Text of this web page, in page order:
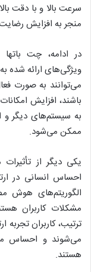
سرعت بالا و با دقت
منجر به افزایش
در ادامه، چت
ویژگی‌های ارائه شده
می‌توانند به صورت
به سیستم‌های دیگر و
ممکن می‌شود.
یکی دیگر از
احساس انسانی در
الگوریتم‌های هوش
مشکلات کاربران
ترتیب، کاربران تجربه
می‌شوند و احساس
هستند.